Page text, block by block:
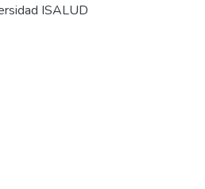
ISALUD